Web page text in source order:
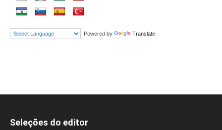
Powered by Translate
Seleções do editor